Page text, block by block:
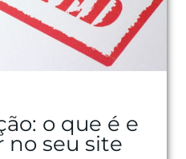
o que é e
no seu site